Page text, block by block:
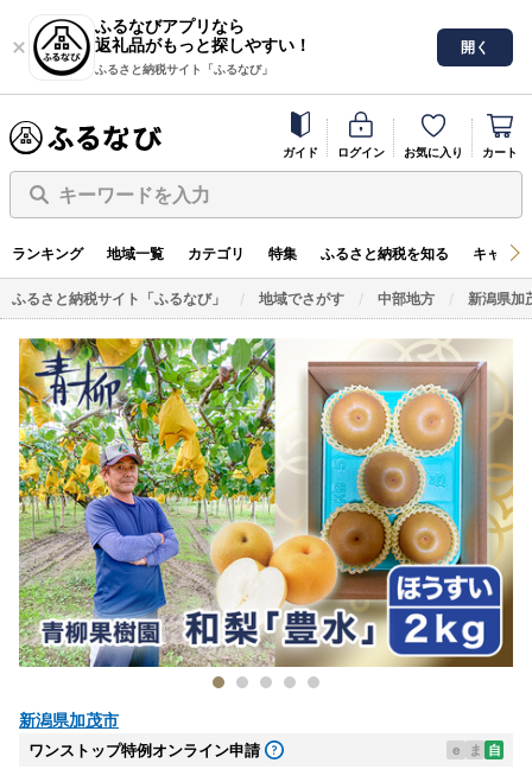
ふるなびアプリなら
返礼品がもっと探しやすい！
ふるさと納税サイト「ふるなび」
開く
ガイド ログイン お気に入り カート
キーワードを入力
ランキング 地域一覧 カテゴリ 特集 ふるさと納税を知る キャン
ふるさと納税サイト「ふるなび」 地域でさがす 中部地方 新潟県加
新潟県加茂市
ワンストップ特例オンライン申請 e ま 自